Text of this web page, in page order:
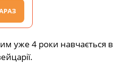
уже 4 роки навчається в